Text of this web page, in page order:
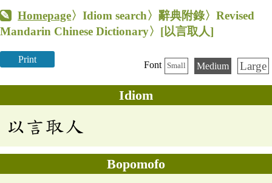
Homepage〉Idiom search〉辭典附錄〉Revised
Mandarin Chinese Dictionary〉 [以言取人]
Print
Font Small Medium Large
Idiom
以言取人
Bopomofo